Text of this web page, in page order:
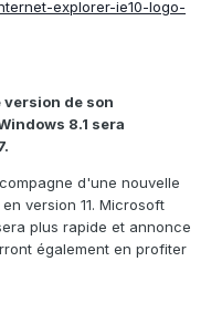
de son
8.1 sera
d'une nouvelle
version 11. Microsoft
plus rapide et annonce
également en profiter